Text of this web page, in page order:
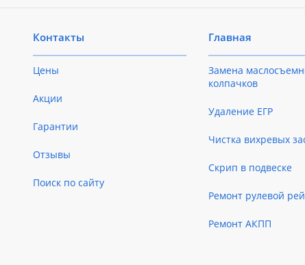
Контакты
Цены
Акции
Гарантии
Отзывы
Поиск по сайту
Главная
Замена
колпачков
Удаление ЕГР
Чистка вихревых
Скрип в подвеске
Ремонт рулевой
Ремонт АКПП